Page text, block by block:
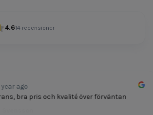
4.614 recensioner
ago
bra pris och kvalité över förväntan